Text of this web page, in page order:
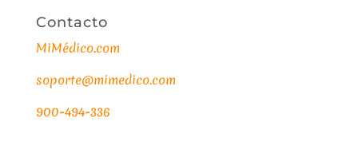
Contacto
MiMédico.com
soporte@mimedico.com
900-494-336